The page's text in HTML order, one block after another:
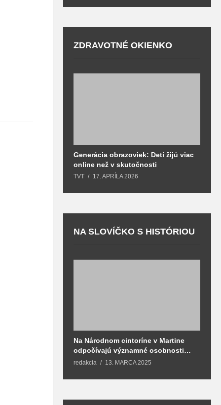
ZDRAVOTNÉ OKIENKO
Generácia obrazoviek: Deti žijú viac
online než v skutočnosti
TVT 17. APRÍLA 2026
NA SLOVÍČKO S HISTÓRIOU
Na Národnom cintoríne v Martine
odpočívajú významné osobnosti
spojené aj s mestom Martin
redakcia 13. MARCA 2025